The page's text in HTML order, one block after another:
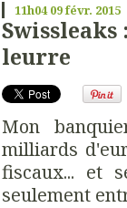
11h04 09févr. 2015
leurre
Mon
milliards
fiscaux... et
seulement